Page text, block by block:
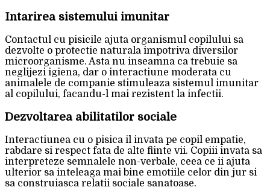
Intarirea sistemului imunitar
Contactul cu pisicile ajuta organismul copilului sa
dezvolte o protectie naturala impotriva diversilor
microorganisme. Asta nu inseamna ca trebuie sa
neglijezi igiena, dar o interactiune moderata cu
animalele de companie stimuleaza sistemul imunitar
al copilului, facandu-l mai rezistent la infectii.
Dezvoltarea abilitatilor sociale
Interactiunea cu o pisica il invata pe copil empatie,
rabdare si respect fata de alte fiinte vii. Copiii invata sa
interpreteze semnalele non-verbale, ceea ce ii ajuta
ulterior sa inteleaga mai bine emotiile celor din jur si
sa construiasca relatii sociale sanatoase.